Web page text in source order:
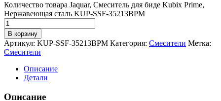
Количество товара Jaquar, Смеситель для биде Kubix Prime,
Нержавеющая сталь KUP-SSF-35213BPM
В корзину
Артикул: KUP-SSF-35213BPM Категория: Смесители Метка:
Смесители
Описание
Детали
Описание